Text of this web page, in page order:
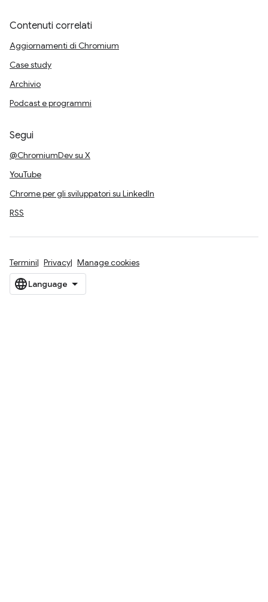
Contenuti correlati
Aggiornamenti di Chromium
Case study
Archivio
Podcast e programmi
Segui
@ChromiumDev su X
YouTube
Chrome per gli sviluppatori su LinkedIn
RSS
Termini Privacy Manage cookies